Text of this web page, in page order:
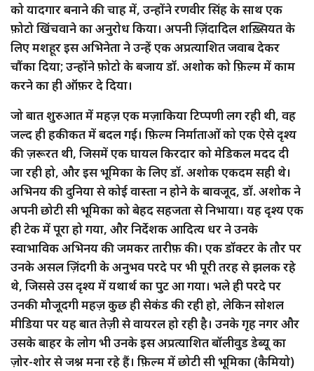
को यादगार बनाने की चाह में, उन्होंने रणवीर सिंह के साथ एक
फ़ोटो खिंचवाने का अनुरोध किया। अपनी ज़िंदादिल शख़्सियत के
लिए मशहूर इस अभिनेता ने उन्हें एक अप्रत्याशित जवाब देकर
चौंका दिया; उन्होंने फ़ोटो के बजाय डॉ. अशोक को फ़िल्म में काम
करने का ही ऑफ़र दे दिया।
जो बात शुरुआत में महज़ एक मज़ाकिया टिप्पणी लग रही थी, वह
जल्द ही हकीकत में बदल गई। फ़िल्म निर्माताओं को एक ऐसे दृश्य
की ज़रूरत थी, जिसमें एक घायल किरदार को मेडिकल मदद दी
जा रही हो, और इस भूमिका के लिए डॉ. अशोक एकदम सही थे।
अभिनय की दुनिया से कोई वास्ता न होने के बावजूद, डॉ. अशोक ने
अपनी छोटी सी भूमिका को बेहद सहजता से निभाया। यह दृश्य एक
ही टेक में पूरा हो गया, और निर्देशक आदित्य धर ने उनके
स्वाभाविक अभिनय की जमकर तारीफ़ की। एक डॉक्टर के तौर पर
उनके असल ज़िंदगी के अनुभव परदे पर भी पूरी तरह से झलक रहे
थे, जिससे उस दृश्य में यथार्थ का पुट आ गया। भले ही परदे पर
उनकी मौजूदगी महज़ कुछ ही सेकंड की रही हो, लेकिन सोशल
मीडिया पर यह बात तेज़ी से वायरल हो रही है। उनके गृह नगर और
उसके बाहर के लोग भी उनके इस अप्रत्याशित बॉलीवुड डेब्यू का
ज़ोर-शोर से जश्न मना रहे हैं। फ़िल्म में छोटी सी भूमिका (कैमियो)